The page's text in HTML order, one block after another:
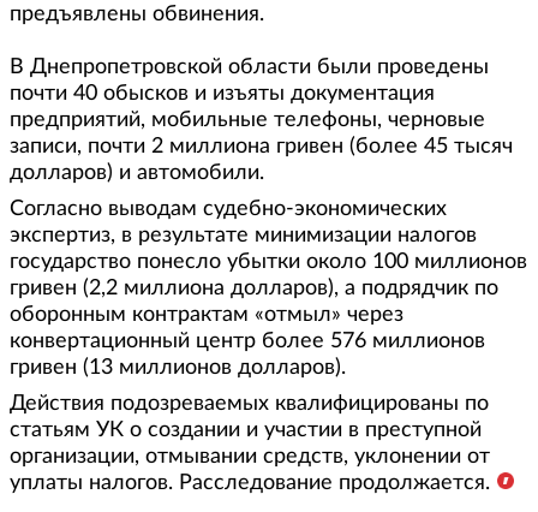
предъявлены обвинения.
В Днепропетровской области были проведены
почти 40 обысков и изъяты документация
предприятий, мобильные телефоны, черновые
записи, почти 2 миллиона гривен (более 45 тысяч
долларов) и автомобили.
Согласно выводам судебно-экономических
экспертиз, в результате минимизации налогов
государство понесло убытки около 100 миллионов
гривен (2,2 миллиона долларов), а подрядчик по
оборонным контрактам «отмыл» через
конвертационный центр более 576 миллионов
гривен (13 миллионов долларов).
Действия подозреваемых квалифицированы по
статьям УК о создании и участии в преступной
организации, отмывании средств, уклонении от
уплаты налогов. Расследование продолжается.